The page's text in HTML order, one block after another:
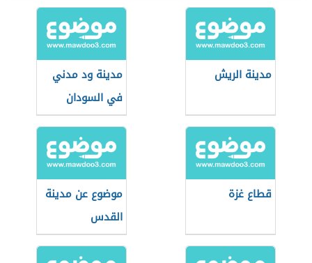
مدينة الريش
مدينة ود مدني
في السودان
قطاع غزة
موضوع عن مدينة
القدس